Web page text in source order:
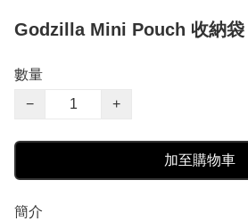
Godzilla Mini Pouch 收納袋
數量
−
+
加至購物車
簡介